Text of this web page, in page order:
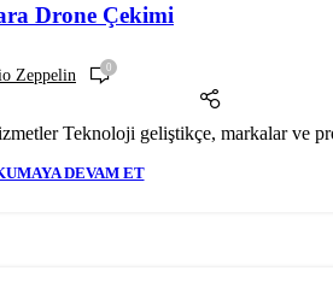
Drone Çekimi
Zeppelin 0
Teknoloji geliştikçe, markalar ve
DEVAM ET